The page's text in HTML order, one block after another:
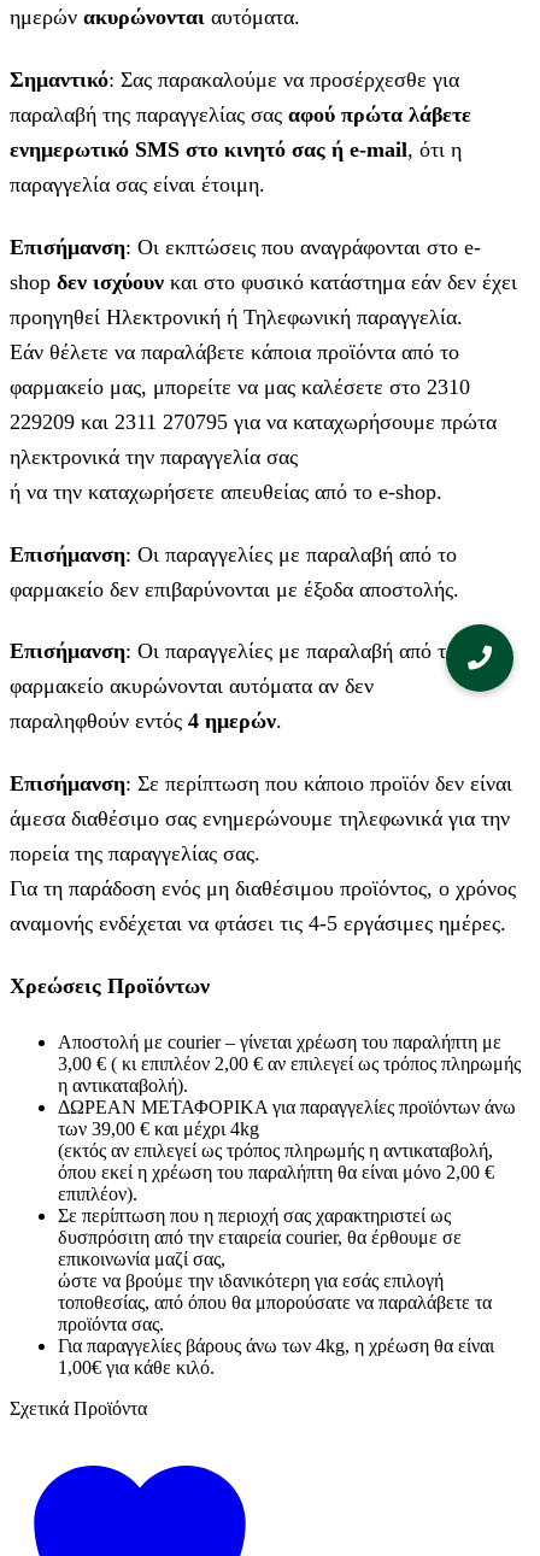
ημερών ακυρώνονται αυτόματα.
Σημαντικό: Σας παρακαλούμε να προσέρχεσθε για
παραλαβή της παραγγελίας σας αφού πρώτα λάβετε
ενημερωτικό SMS στο κινητό σας ή e-mail, ότι η
παραγγελία σας είναι έτοιμη.
Επισήμανση: Οι εκπτώσεις που αναγράφονται στο e-
shop δεν ισχύουν και στο φυσικό κατάστημα εάν δεν έχει
προηγηθεί Ηλεκτρονική ή Τηλεφωνική παραγγελία.
Εάν θέλετε να παραλάβετε κάποια προϊόντα από το
φαρμακείο μας, μπορείτε να μας καλέσετε στο 2310
229209 και 2311 270795 για να καταχωρήσουμε πρώτα
ηλεκτρονικά την παραγγελία σας
ή να την καταχωρήσετε απευθείας από το e-shop.
Επισήμανση: Οι παραγγελίες με παραλαβή από το
φαρμακείο δεν επιβαρύνονται με έξοδα αποστολής.
Επισήμανση: Οι παραγγελίες με παραλαβή από το
φαρμακείο ακυρώνονται αυτόματα αν δεν
παραληφθούν εντός 4 ημερών.
Επισήμανση: Σε περίπτωση που κάποιο προϊόν δεν είναι
άμεσα διαθέσιμο σας ενημερώνουμε τηλεφωνικά για την
πορεία της παραγγελίας σας.
Για τη παράδοση ενός μη διαθέσιμου προϊόντος, ο χρόνος
αναμονής ενδέχεται να φτάσει τις 4-5 εργάσιμες ημέρες.
Χρεώσεις Προϊόντων
Αποστολή με courier – γίνεται χρέωση του παραλήπτη με
3,00 € ( κι επιπλέον 2,00 € αν επιλεγεί ως τρόπος πληρωμής
η αντικαταβολή).
ΔΩΡΕΑΝ ΜΕΤΑΦΟΡΙΚΑ για παραγγελίες προϊόντων άνω
των 39,00 € και μέχρι 4kg
(εκτός αν επιλεγεί ως τρόπος πληρωμής η αντικαταβολή,
όπου εκεί η χρέωση του παραλήπτη θα είναι μόνο 2,00 €
επιπλέον).
Σε περίπτωση που η περιοχή σας χαρακτηριστεί ως
δυσπρόσιτη από την εταιρεία courier, θα έρθουμε σε
επικοινωνία μαζί σας,
ώστε να βρούμε την ιδανικότερη για εσάς επιλογή
τοποθεσίας, από όπου θα μπορούσατε να παραλάβετε τα
προϊόντα σας.
Για παραγγελίες βάρους άνω των 4kg, η χρέωση θα είναι
1,00€ για κάθε κιλό.
Σχετικά Προϊόντα